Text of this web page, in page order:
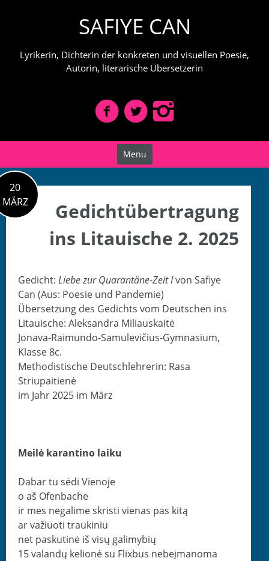
SAFIYE CAN
Lyrikerin, Dichterin der konkreten und visuellen Poesie,
Autorin, literarische Übersetzerin
Menu
20
MÄRZ
Gedichtübertragung
ins Litauische 2. 2025
Gedicht: Liebe zur Quar­an­täne-Zeit Ivon Safiye
Can (Aus: Poe­sie und Pandemie)
Über­set­zung des Gedichts vom Deutschen ins
Litauis­che: Alek­san­dra Miliauskaitė
Jon­a­va-Raimun­do-Samule­vičius-Gym­na­si­um,
Klasse 8c.
Methodis­tis­che Deutschlehrerin: Rasa
Striupaitienė
im Jahr 2025 im März
Meilė karan­ti­no laiku
Dabar tu sėdi Vienoje
o aš Ofenbache
ir mes negal­ime skristi vien­as pas kitą
ar važi­uoti traukiniu
net paskutinė iš visų galimybių
15 valandų kelionė su Flixbus nebeįmanoma